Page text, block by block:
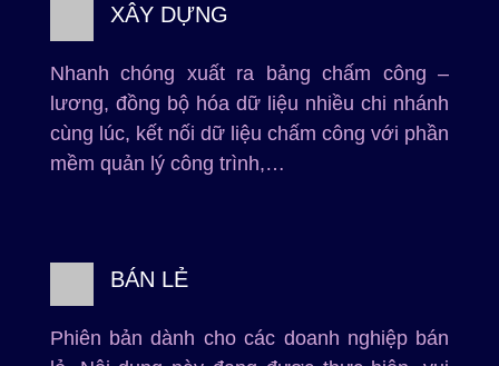
XÂY DỰNG
Nhanh chóng xuất ra bảng chấm công –
lương, đồng bộ hóa dữ liệu nhiều chi nhánh
cùng lúc, kết nối dữ liệu chấm công với phần
mềm quản lý công trình,…
BÁN LẺ
Phiên bản dành cho các doanh nghiệp bán